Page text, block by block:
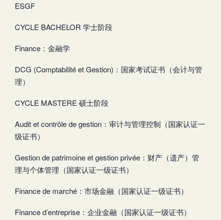
ESGF
CYCLE BACHELOR 学士阶段
Finance：金融学
DCG (Comptabilité et Gestion)：国家考试证书（会计与管
理）
CYCLE MASTERE 硕士阶段
Audit et contrôle de gestion：审计与管理控制（国家认证一
级证书）
Gestion de patrimoine et gestion privée：财产（遗产）管
理与个体管理（国家认证一级证书）
Finance de marché：市场金融（国家认证一级证书）
Finance d’entreprise：企业金融（国家认证一级证书）